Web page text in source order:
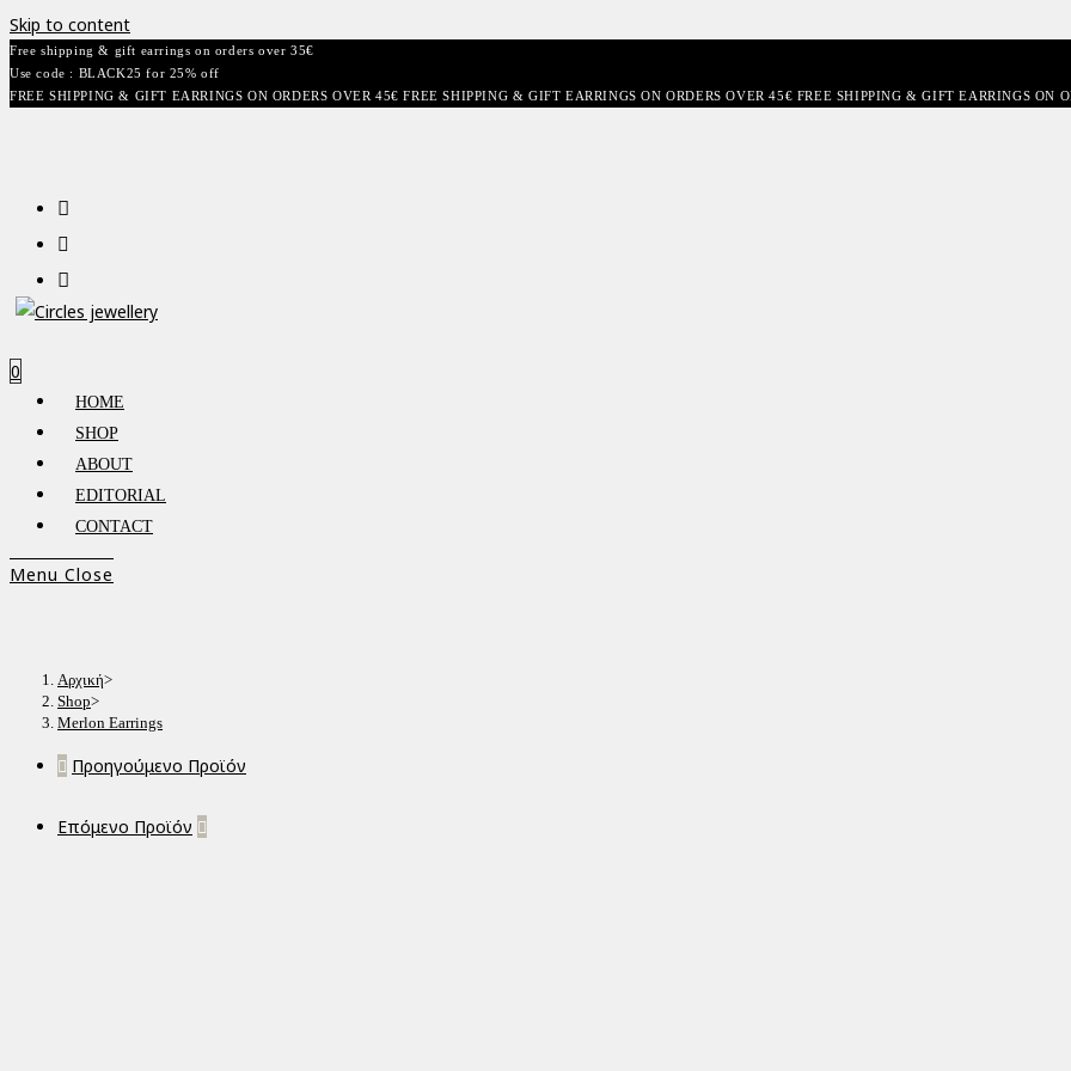
Skip to content
Free shipping & gift earrings on orders over 35€
Use code : BLACK25 for 25% off
FREE SHIPPING & GIFT EARRINGS ON ORDERS OVER 45€ FREE SHIPPING & GIFT EARRINGS ON ORDERS OVER 45€ FREE SHIPPING & GIFT EARRINGS ON
0
HOME
SHOP
ABOUT
EDITORIAL
CONTACT
Menu Close
Αρχική>
Shop>
Merlon Earrings
Προηγούμενο Προϊόν
Επόμενο Προϊόν